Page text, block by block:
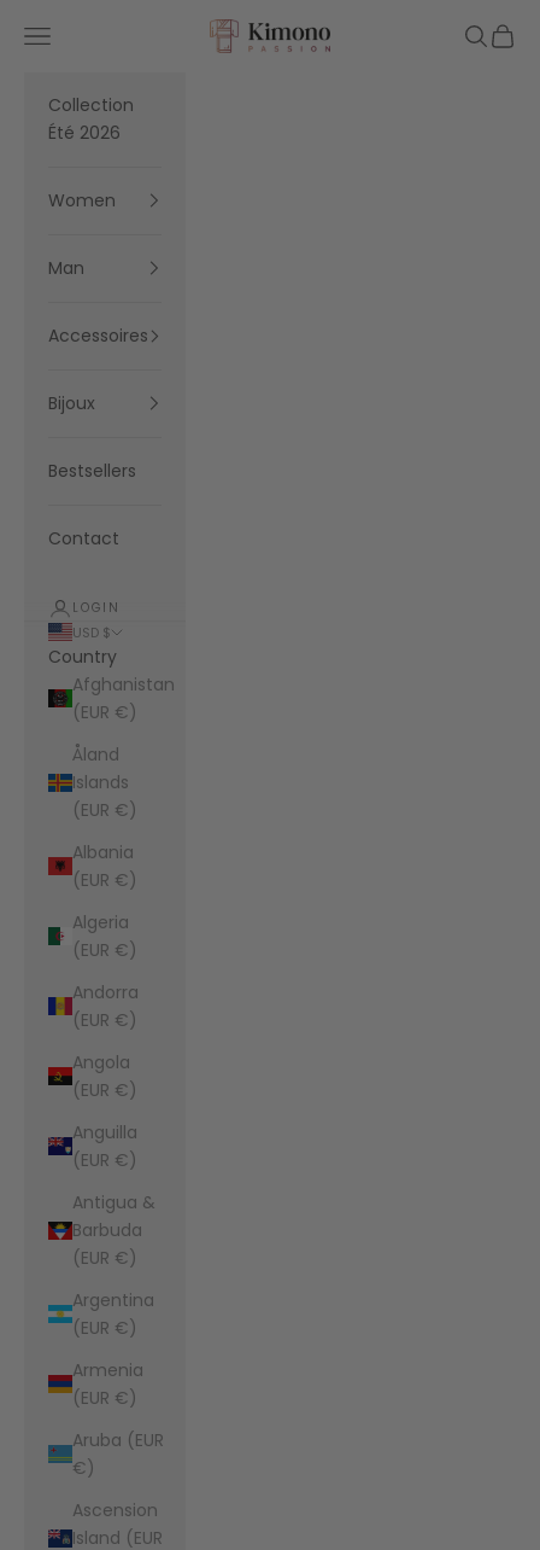
Kimono Passion
Navigation menu Search
Cart
Collection
Été 2026
Women
Man
Accessoires
Bijoux
Bestsellers
Contact
LOGIN
USD $
Country
Afghanistan
(EUR €)
Åland
Islands
(EUR €)
Albania
(EUR €)
Algeria
(EUR €)
Andorra
(EUR €)
Angola
(EUR €)
Anguilla
(EUR €)
Antigua &
Barbuda
(EUR €)
Argentina
(EUR €)
Armenia
(EUR €)
Aruba (EUR
€)
Ascension
Island (EUR